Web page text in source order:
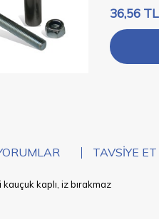
36,56 TL
TAVSIYE ET
kaplı, iz bırakmaz